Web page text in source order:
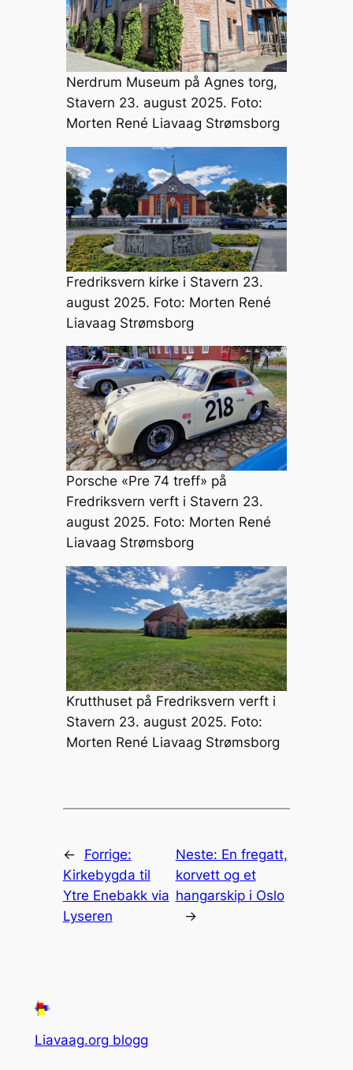
Nerdrum Museum på Agnes torg,
Stavern 23. august 2025. Foto:
Morten René Liavaag Strømsborg
Fredriksvern kirke i Stavern 23.
august 2025. Foto: Morten René
Liavaag Strømsborg
Porsche «Pre 74 treff» på
Fredriksvern verft i Stavern 23.
august 2025. Foto: Morten René
Liavaag Strømsborg
Krutthuset på Fredriksvern verft i
Stavern 23. august 2025. Foto:
Morten René Liavaag Strømsborg
←
Forrige:
Kirkebygda til
Ytre Enebakk via
Lyseren
Neste: En fregatt,
korvett og et
hangarskip i Oslo
→
Liavaag.org blogg